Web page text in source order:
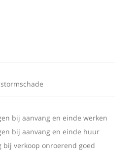
bij aanvang en einde werken
bij aanvang en einde huur
bij verkoop onroerend goed